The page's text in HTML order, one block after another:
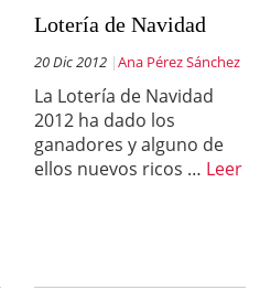
Lotería de Navidad
20 Dic 2012 Ana Pérez Sánchez
La Lotería de Navidad
2012 ha dado los
ganadores y alguno de
ellos nuevos ricos … Leer